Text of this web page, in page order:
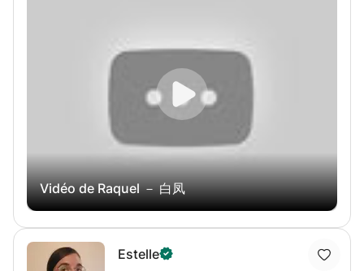
avis, etc. Non seulement l'accent espagnol d'Espagne
sera utilisé afin de vous familiariser avec TOUS LES
élevé, nous commencerons par les éléments les plus
élémentaires de la langue espagnole, et nous intégrerons
le contenu avec des JEUX et des CHANSONS, afin de
vous faire profiter du parcours d'apprentissage. *** IL NE
S'AGIT PAS DE DEVENIR LES PROCHAINS CERVANTES DE
LA VILLE ***, mais de pouvoir communiquer, comprendre,
Vidéo de Raquel － 白凤
Estelle